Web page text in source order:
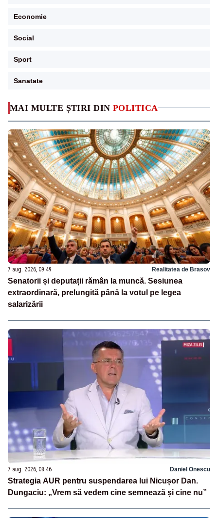
MAI MULTE ȘTIRI DIN POLITICA
7 aug. 2026, 09:49 Realitatea de Brasov
Senatorii și deputații rămân la muncă. Sesiunea
extraordinară, prelungită până la votul pe legea
salarizării
7 aug. 2026, 08:46 Daniel Onescu
Strategia AUR pentru suspendarea lui Nicușor Dan.
Dungaciu: „Vrem să vedem cine semnează și cine nu”
Economie
Social
Sport
Sanatate